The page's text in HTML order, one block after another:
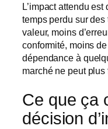
L’impact attendu
temps perdu sur
valeur, moins
conformité, moins
dépendance à
marché ne peut
Ce que ça
décision